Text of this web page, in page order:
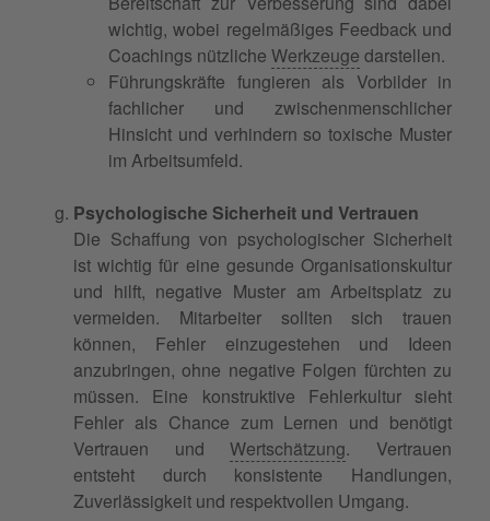
wichtig, wobei regelmäßiges Feedback und
Coachings nützliche Werkzeuge darstellen.
Führungskräfte fungieren als Vorbilder in
fachlicher und zwischenmenschlicher
Hinsicht und verhindern so toxische Muster
im Arbeitsumfeld.
Psychologische Sicherheit und Vertrauen
Die Schaffung von psychologischer Sicherheit
ist wichtig für eine gesunde Organisationskultur
und hilft, negative Muster am Arbeitsplatz zu
vermeiden. Mitarbeiter sollten sich trauen
können, Fehler einzugestehen und Ideen
anzubringen, ohne negative Folgen fürchten zu
müssen. Eine konstruktive Fehlerkultur sieht
Fehler als Chance zum Lernen und benötigt
Vertrauen undWertschätzung. Vertrauen
entsteht durch konsistente Handlungen,
Zuverlässigkeit und respektvollen Umgang.